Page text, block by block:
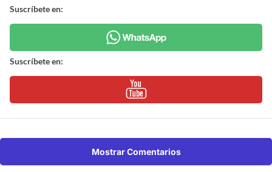
Suscríbete en:
Suscríbete en:
Mostrar Comentarios